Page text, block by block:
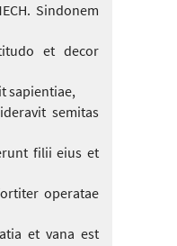
Sindonem
et decor
sapientiae,
semitas
filii eius et
operatae
et vana est